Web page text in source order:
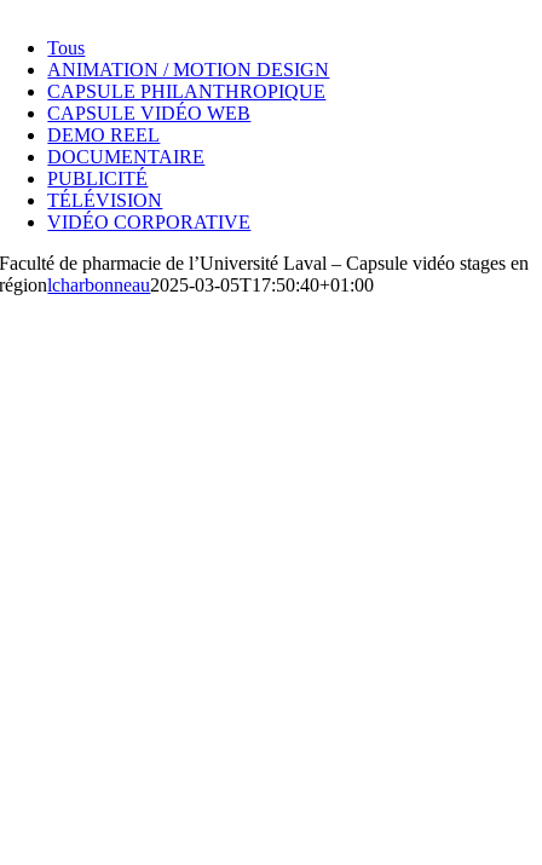
Tous
ANIMATION / MOTION DESIGN
CAPSULE PHILANTHROPIQUE
CAPSULE VIDÉO WEB
DEMO REEL
DOCUMENTAIRE
PUBLICITÉ
TÉLÉVISION
VIDÉO CORPORATIVE
Faculté de pharmacie de l’Université Laval – Capsule vidéo stages en
régionlcharbonneau2025-03-05T17:50:40+01:00